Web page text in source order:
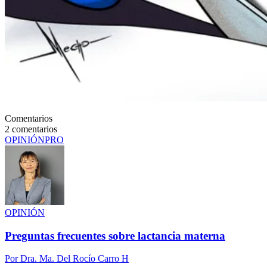
Comentarios
2 comentarios
OPINIÓNPRO
OPINIÓN
Preguntas frecuentes sobre lactancia materna
PorDra. Ma. Del Rocío Carro H